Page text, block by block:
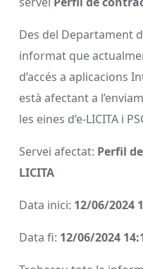
Des del Departament
informat que
d’accés a aplicacions
està afectant a
les eines d’e-LICITA i
Servei afectat: Perfil
LICITA
Data inici: 12/06/2024
Data fi: 12/06/2024